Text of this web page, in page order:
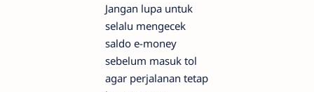
Jangan lupa untuk
selalu mengecek
saldo e-money
sebelum masuk tol
agar perjalanan tetap